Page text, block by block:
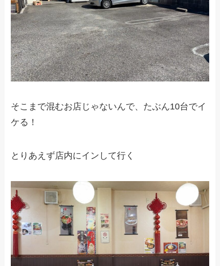
そこまで混むお店じゃないんで、たぶん10台でイ
ケる！
とりあえず店内にインして行く